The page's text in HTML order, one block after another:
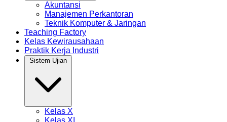
Akuntansi
Manajemen Perkantoran
Teknik Komputer & Jaringan
Teaching Factory
Kelas Kewirausahaan
Praktik Kerja Industri
Kelas X
Kelas XI